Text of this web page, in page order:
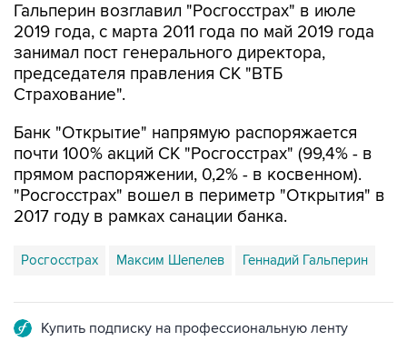
Гальперин возглавил "Росгосстрах" в июле
2019 года, с марта 2011 года по май 2019 года
занимал пост генерального директора,
председателя правления СК "ВТБ
Страхование".
Банк "Открытие" напрямую распоряжается
почти 100% акций СК "Росгосстрах" (99,4% - в
прямом распоряжении, 0,2% - в косвенном).
"Росгосстрах" вошел в периметр "Открытия" в
2017 году в рамках санации банка.
Росгосстрах Максим Шепелев Геннадий Гальперин
Купить подписку на профессиональную ленту